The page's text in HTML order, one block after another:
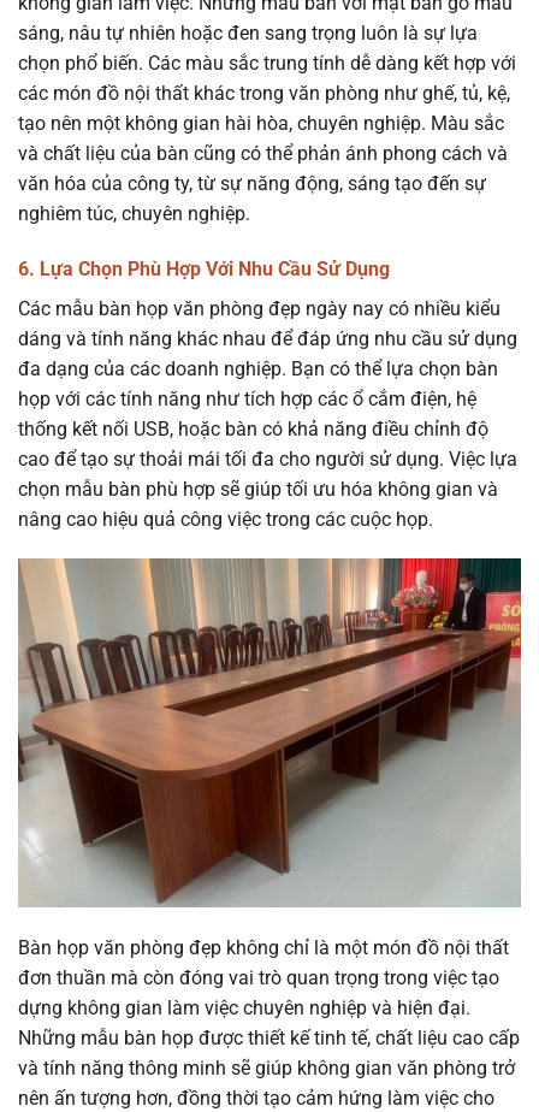
sáng, nâu tự nhiên hoặc đen sang trọng luôn là sự lựa
chọn phổ biến. Các màu sắc trung tính dễ dàng kết hợp với
các món đồ nội thất khác trong văn phòng như ghế, tủ, kệ,
tạo nên một không gian hài hòa, chuyên nghiệp. Màu sắc
và chất liệu của bàn cũng có thể phản ánh phong cách và
văn hóa của công ty, từ sự năng động, sáng tạo đến sự
nghiêm túc, chuyên nghiệp.
6. Lựa Chọn Phù Hợp Với Nhu Cầu Sử Dụng
Các mẫu bàn họp văn phòng đẹp ngày nay có nhiều kiểu
dáng và tính năng khác nhau để đáp ứng nhu cầu sử dụng
đa dạng của các doanh nghiệp. Bạn có thể lựa chọn bàn
họp với các tính năng như tích hợp các ổ cắm điện, hệ
thống kết nối USB, hoặc bàn có khả năng điều chỉnh độ
cao để tạo sự thoải mái tối đa cho người sử dụng. Việc lựa
chọn mẫu bàn phù hợp sẽ giúp tối ưu hóa không gian và
nâng cao hiệu quả công việc trong các cuộc họp.
Bàn họp văn phòng đẹp không chỉ là một món đồ nội thất
đơn thuần mà còn đóng vai trò quan trọng trong việc tạo
dựng không gian làm việc chuyên nghiệp và hiện đại.
Những mẫu bàn họp được thiết kế tinh tế, chất liệu cao cấp
và tính năng thông minh sẽ giúp không gian văn phòng trở
nên ấn tượng hơn, đồng thời tạo cảm hứng làm việc cho